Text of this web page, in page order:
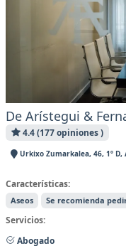
De Arístegui &
4.4 (177 opiniones )
Urkixo Zumarkalea, 46, 1º D,
Características:
Aseos Se recomienda
Servicios:
Abogado